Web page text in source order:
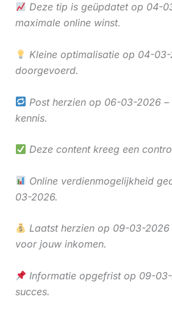
Deze tip is geüpdatet op 04-
maximale online winst.
Kleine optimalisatie op 04-
doorgevoerd.
Post herzien op 06-03-2026
kennis.
Deze content kreeg een
Online verdienmogelijkheid
03-2026.
Laatst herzien op 09-03-2026
voor jouw inkomen.
Informatie opgefrist op 09-
succes.